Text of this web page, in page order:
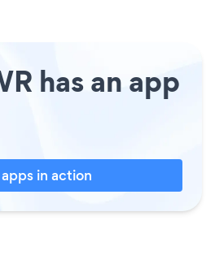
has an app
apps in action